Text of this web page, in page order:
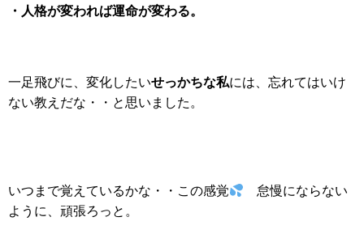
・人格が変われば運命が変わる。
一足飛びに、変化したいせっかちな私には、忘れてはいけ
ない教えだな・・と思いました。
いつまで覚えているかな・・この感覚
怠慢にならない
ように、頑張ろっと。